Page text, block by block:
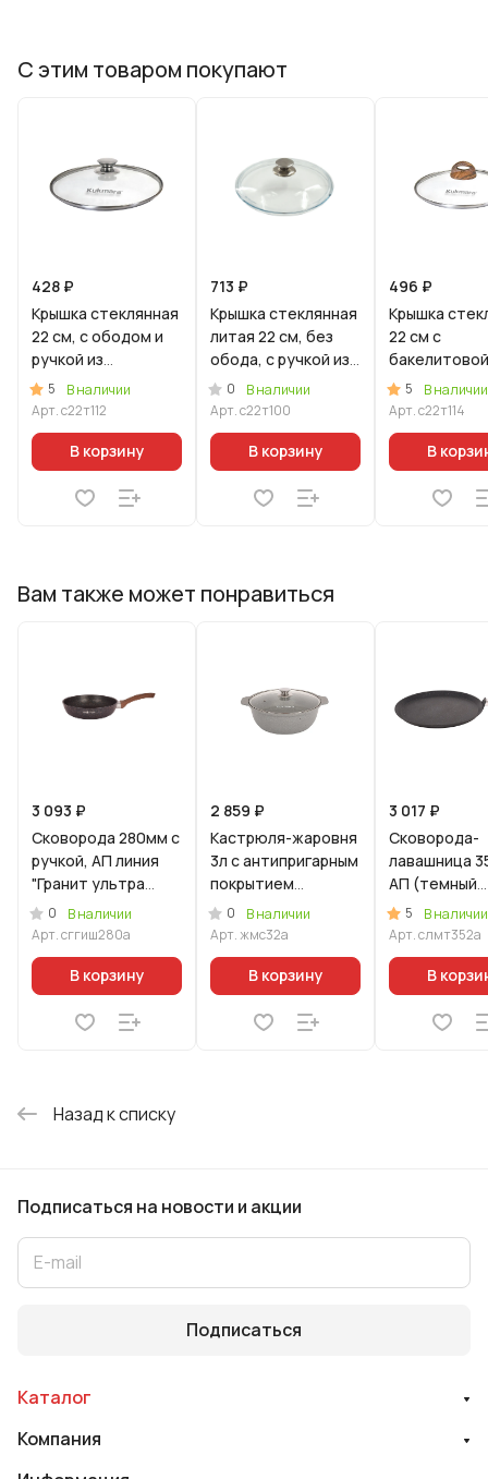
С этим товаром покупают
428 ₽
Крышка стеклянная
22 см, с ободом и
ручкой из
нерж.стали, деколь
серая
5
В наличии
Арт.с22т112
В корзину
713 ₽
Крышка стеклянная
литая 22 см, без
обода, с ручкой из
нерж.стали
0
В наличии
Арт.с22т100
В корзину
496 ₽
Крышка
22 см с
бакелитовой
ручкой
5
В наличии
Арт.с22т114
В
Вам также может понравиться
3 093 ₽
Сковорода 280мм с
ручкой, АП линия
"Гранит ультра
индукционная"
(Синий)
0
В наличии
Арт.сггиш280а
В корзину
2 859 ₽
Кастрюля-жаровня
3л с антипригарным
покрытием
(светлый мрамор)
со стеклянной
0
В наличии
Арт.жмс32а
В корзину
3 017 ₽
Сковорода-
лавашница
АП (темный
мрамор) со
съемной
5
В наличии
Арт.слмт352а
В
Назад к списку
Подписаться на новости и акции
Подписаться
Каталог
Компания